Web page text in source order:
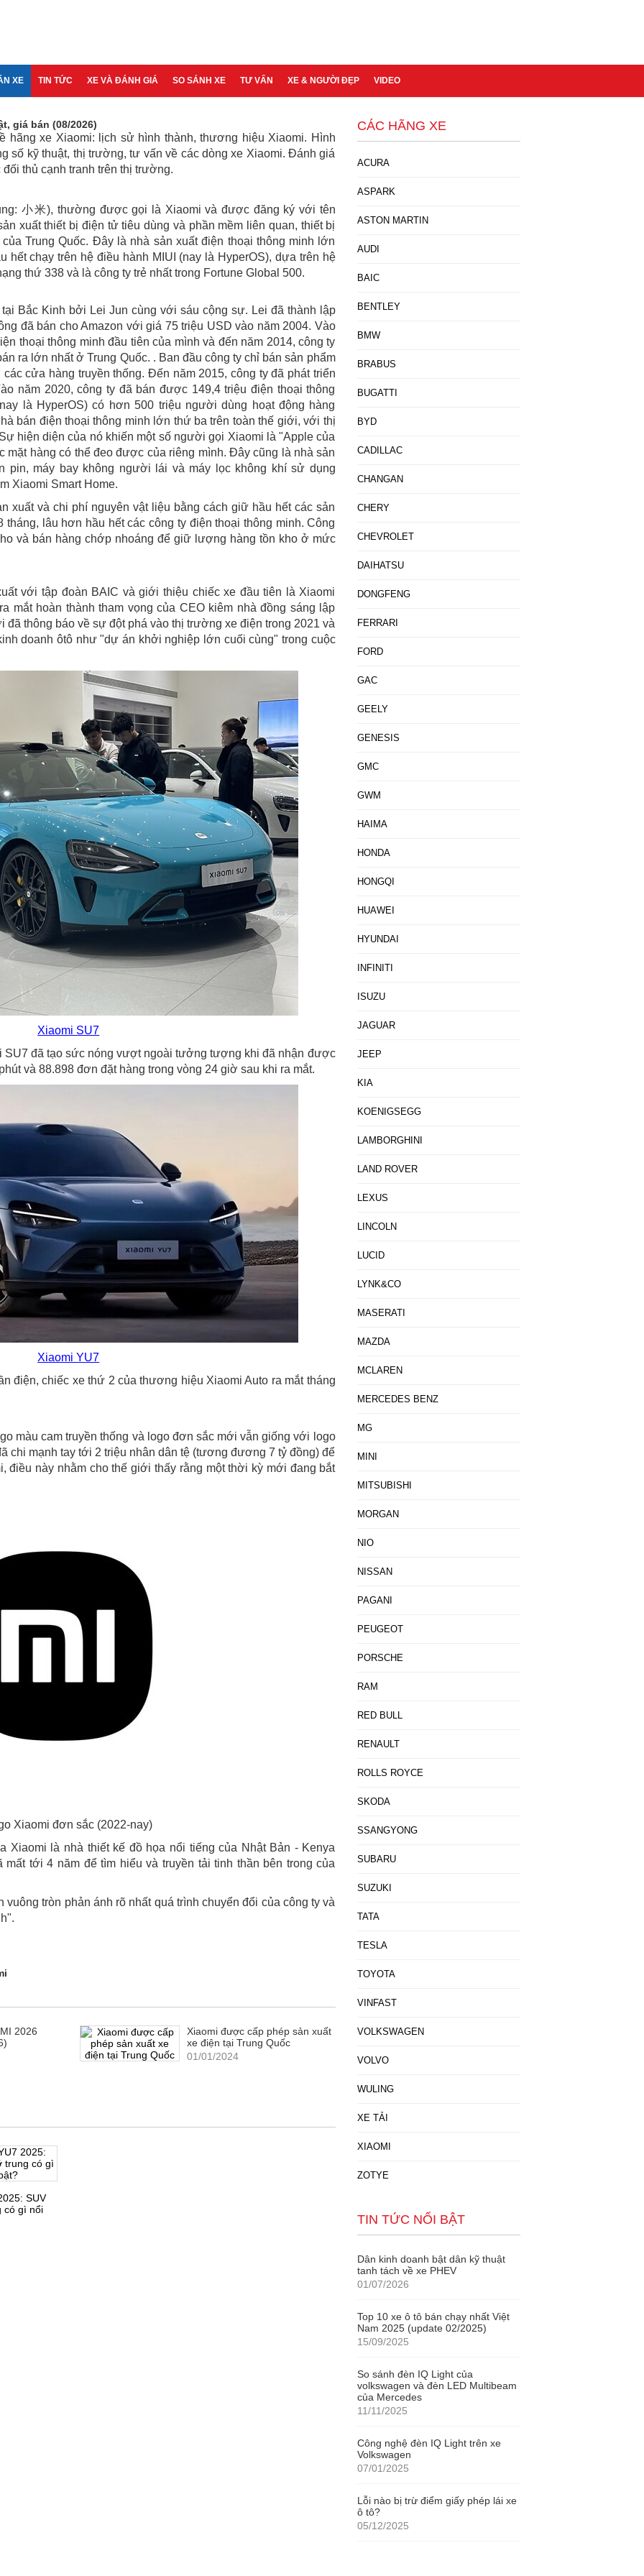
XE TIN TỨC XE VÀ ĐÁNH GIÁ SO SÁNH XE TƯ VẤN XE & NGƯỜI ĐẸP VIDEO
giá bán (08/2026)
hãng xe Xiaomi: lịch sử hình thành, thương hiệu Xiaomi. Hình
số kỹ thuật, thị trường, tư vấn về các dòng xe Xiaomi. Đánh giá
thủ cạnh tranh trên thị trường.
小米), thường được gọi là Xiaomi và được đăng ký với tên
xuất thiết bị điện tử tiêu dùng và phần mềm liên quan, thiết bị
Trung Quốc. Đây là nhà sản xuất điện thoại thông minh lớn
hết chạy trên hệ điều hành MIUI (nay là HyperOS), dựa trên hệ
thứ 338 và là công ty trẻ nhất trong Fortune Global 500.
Bắc Kinh bởi Lei Jun cùng với sáu cộng sự. Lei đã thành lập
đã bán cho Amazon với giá 75 triệu USD vào năm 2004. Vào
thoại thông minh đầu tiên của mình và đến năm 2014, công ty
ra lớn nhất ở Trung Quốc. . Ban đầu công ty chỉ bán sản phẩm
cửa hàng truyền thống. Đến năm 2015, công ty đã phát triển
năm 2020, công ty đã bán được 149,4 triệu điện thoại thông
là HyperOS) có hơn 500 triệu người dùng hoạt động hàng
bán điện thoại thông minh lớn thứ ba trên toàn thế giới, với thị
hiện diện của nó khiến một số người gọi Xiaomi là "Apple của
mặt hàng có thể đeo được của riêng mình. Đây cũng là nhà sản
pin, máy bay không người lái và máy lọc không khí sử dụng
Xiaomi Smart Home.
xuất và chi phí nguyên vật liệu bằng cách giữ hầu hết các sản
lâu hơn hầu hết các công ty điện thoại thông minh. Công
và bán hàng chớp nhoáng để giữ lượng hàng tồn kho ở mức
với tập đoàn BAIC và giới thiệu chiếc xe đầu tiên là Xiaomi
mắt hoàn thành tham vọng của CEO kiêm nhà đồng sáng lập
thông báo về sự đột phá vào thị trường xe điện trong 2021 và
doanh ôtô như "dự án khởi nghiệp lớn cuối cùng" trong cuộc
Xiaomi SU7
SU7 đã tạo sức nóng vượt ngoài tưởng tượng khi đã nhận được
và 88.898 đơn đặt hàng trong vòng 24 giờ sau khi ra mắt.
Xiaomi YU7
điện, chiếc xe thứ 2 của thương hiệu Xiaomi Auto ra mắt tháng
màu cam truyền thống và logo đơn sắc mới vẫn giống với logo
chi mạnh tay tới 2 triệu nhân dân tệ (tương đương 7 tỷ đồng) để
điều này nhằm cho thế giới thấy rằng một thời kỳ mới đang bắt
Xiaomi đơn sắc (2022-nay)
Xiaomi là nhà thiết kế đồ họa nổi tiếng của Nhật Bản - Kenya
tới 4 năm để tìm hiểu và truyền tải tinh thần bên trong của
tròn phản ánh rõ nhất quá trình chuyển đổi của công ty và
2026
Xiaomi được cấp phép sản xuất
xe điện tại Trung Quốc
01/01/2024
SUV
có gì nổi
CÁC HÃNG XE
ACURA
ASPARK
ASTON MARTIN
AUDI
BAIC
BENTLEY
BMW
BRABUS
BUGATTI
BYD
CADILLAC
CHANGAN
CHERY
CHEVROLET
DAIHATSU
DONGFENG
FERRARI
FORD
GAC
GEELY
GENESIS
GMC
GWM
HAIMA
HONDA
HONGQI
HUAWEI
HYUNDAI
INFINITI
ISUZU
JAGUAR
JEEP
KIA
KOENIGSEGG
LAMBORGHINI
LAND ROVER
LEXUS
LINCOLN
LUCID
LYNK&CO
MASERATI
MAZDA
MCLAREN
MERCEDES BENZ
MG
MINI
MITSUBISHI
MORGAN
NIO
NISSAN
PAGANI
PEUGEOT
PORSCHE
RAM
RED BULL
RENAULT
ROLLS ROYCE
SKODA
SSANGYONG
SUBARU
SUZUKI
TATA
TESLA
TOYOTA
VINFAST
VOLKSWAGEN
VOLVO
WULING
XE TẢI
XIAOMI
ZOTYE
TIN TỨC NỔI BẬT
Dân kinh doanh bật dân kỹ thuật
tanh tách về xe PHEV
01/07/2026
Top 10 xe ô tô bán chạy nhất Việt
Nam 2025 (update 02/2025)
15/09/2025
So sánh đèn IQ Light của
volkswagen và đèn LED Multibeam
của Mercedes
11/11/2025
Công nghệ đèn IQ Light trên xe
Volkswagen
07/01/2025
Lỗi nào bị trừ điểm giấy phép lái xe
ô tô?
05/12/2025